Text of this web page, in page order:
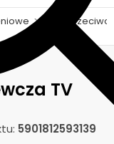
> Maty
TV
5901812593139